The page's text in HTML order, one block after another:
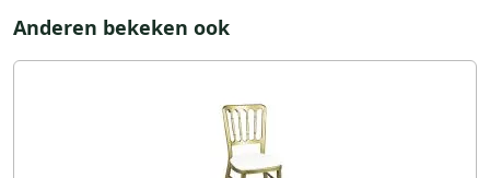
Anderen bekeken ook